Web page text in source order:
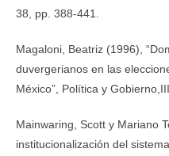
38, pp. 388-441.
Magaloni, Beatriz (1996),
duvergerianos en las
México”, Política y
Mainwaring, Scott y Mariano
institucionalización del